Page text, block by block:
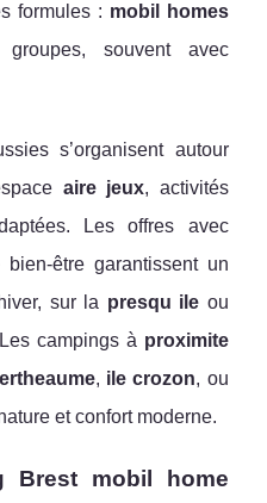
formules : mobil homes
souvent avec
s’organisent autour
aire jeux, activités
Les offres avec
être garantissent un
sur la presqu ile ou
campings à proximite
, ile crozon, ou
et confort moderne.
Brest mobil home